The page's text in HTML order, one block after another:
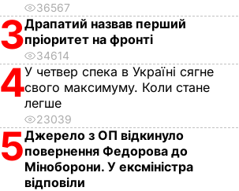
36567
3Драпатий назвав перший
пріоритет на фронті
34614
4У четвер спека в Україні сягне
свого максимуму. Коли стане
легше
23039
5Джерело з ОП відкинуло
повернення Федорова до
Міноборони. У ексміністра
відповіли